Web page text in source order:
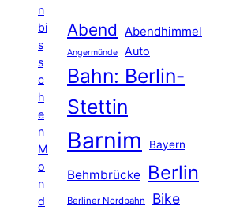
n
bi
s
s
c
h
e
n
M
o
n
d
Abend Abendhimmel
Angermünde Auto
Bahn: Berlin-
Stettin
Barnim Bayern
Behmbrücke Berlin
Berliner Nordbahn Bike